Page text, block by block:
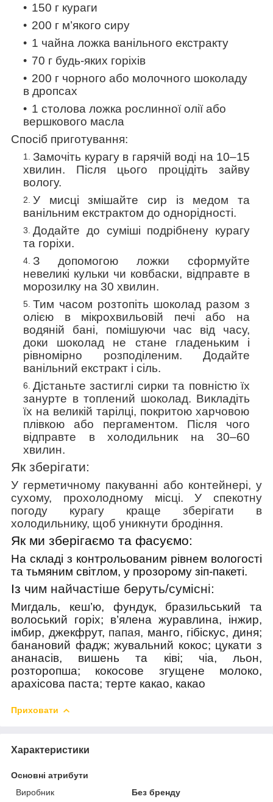
150 г кураги
200 г м’якого сиру
1 чайна ложка ванільного екстракту
70 г будь-яких горіхів
200 г чорного або молочного шоколаду
в дропсах
1 столова ложка рослинної олії або
вершкового масла
Спосіб приготування:
Замочіть курагу в гарячій воді на 10–15
хвилин. Після цього процідіть зайву
вологу.
У мисці змішайте сир із медом та
ванільним екстрактом до однорідності.
Додайте до суміші подрібнену курагу
та горіхи.
З допомогою ложки сформуйте
невеликі кульки чи ковбаски, відправте в
морозилку на 30 хвилин.
Тим часом розтопіть шоколад разом з
олією в мікрохвильовій печі або на
водяній бані, помішуючи час від часу,
доки шоколад не стане гладеньким і
рівномірно розподіленим. Додайте
ванільний екстракт і сіль.
Дістаньте застиглі сирки та повністюїх
занурте в топлений шоколад. Викладіть
їх на великій тарілці, покритою харчовою
плівкою або пергаментом. Після чого
відправте в холодильник на 30–60
хвилин.
Як зберігати:
У герметичному пакуванні або контейнері, у
сухому, прохолодному місці. У спекотну
погоду курагу краще зберігати в
холодильнику, щоб уникнути бродіння.
Як ми зберігаємо та фасуємо:
На складі з контрольованим рівнем вологості
та тьмяним світлом, у прозорому зіп-пакеті.
Із чим найчастіше беруть/cумісні:
Мигдаль, кеш’ю, фундук, бразильський та
волоський горіх; в’ялена журавлина, інжир,
імбир, джекфрут, папая, манго, гібіскус, диня;
банановий фадж; жувальний кокос; цукати з
ананасів, вишень та ківі; чіа, льон,
розторопша; кокосове згущене молоко,
арахісова паста; терте какао, какао
Приховати
Характеристики
Основні атрибути
Виробник
Без бренду